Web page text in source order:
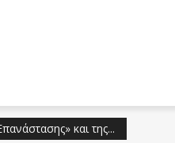
και της...